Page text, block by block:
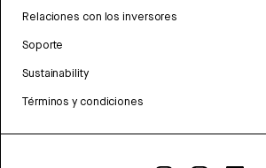
Relaciones con los inversores
Soporte
Sustainability
Términos y condiciones